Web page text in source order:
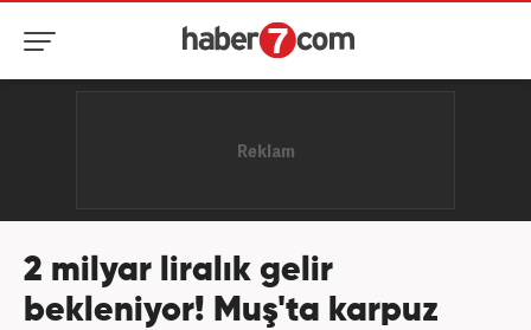
2 milyar liralık gelir
bekleniyor! Muş'ta karpuz